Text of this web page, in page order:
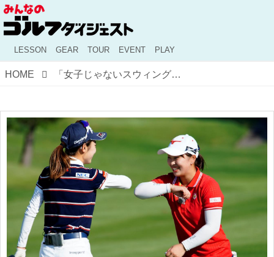
LESSON GEAR TOUR EVENT PLAY
HOME 「女子じゃないスウィング」と安田祐香。西郷真央と2人で語る“同期”笹生優花のスゴさ